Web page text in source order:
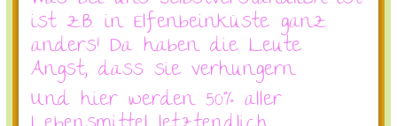
ist z.B. in Elfenbeinküste ganz
anders! Da haben die Leute
Angst, dass sie verhungern.
Und hier werden 50% aller